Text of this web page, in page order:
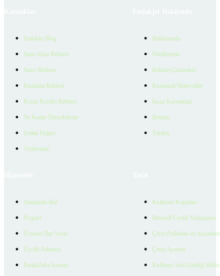
Emlakjet Blog
Satın Alma Rehberi
Satıcı Rehberi
Kiralama Rehberi
Konut Kredisi Rehberi
Ne Kadar Ödeyebilirim
Emlak Değeri
Verilerimiz
Hakkımızda
Ödüllerimiz
Reklam Çözümleri
Kurumsal Materyaller
İnsan Kaynakları
İletişim
Yardım
Danışman Bul
Projeler
Ücretsiz İlan Verin
Üyelik Paketleri
EmlakZeka Asistan
Kullanım Koşulları
Bireysel Üyelik Sözleşmesi
Çerez Politikası ve
Çerez Ayarları
Kullanıcı Veri Gizliliği